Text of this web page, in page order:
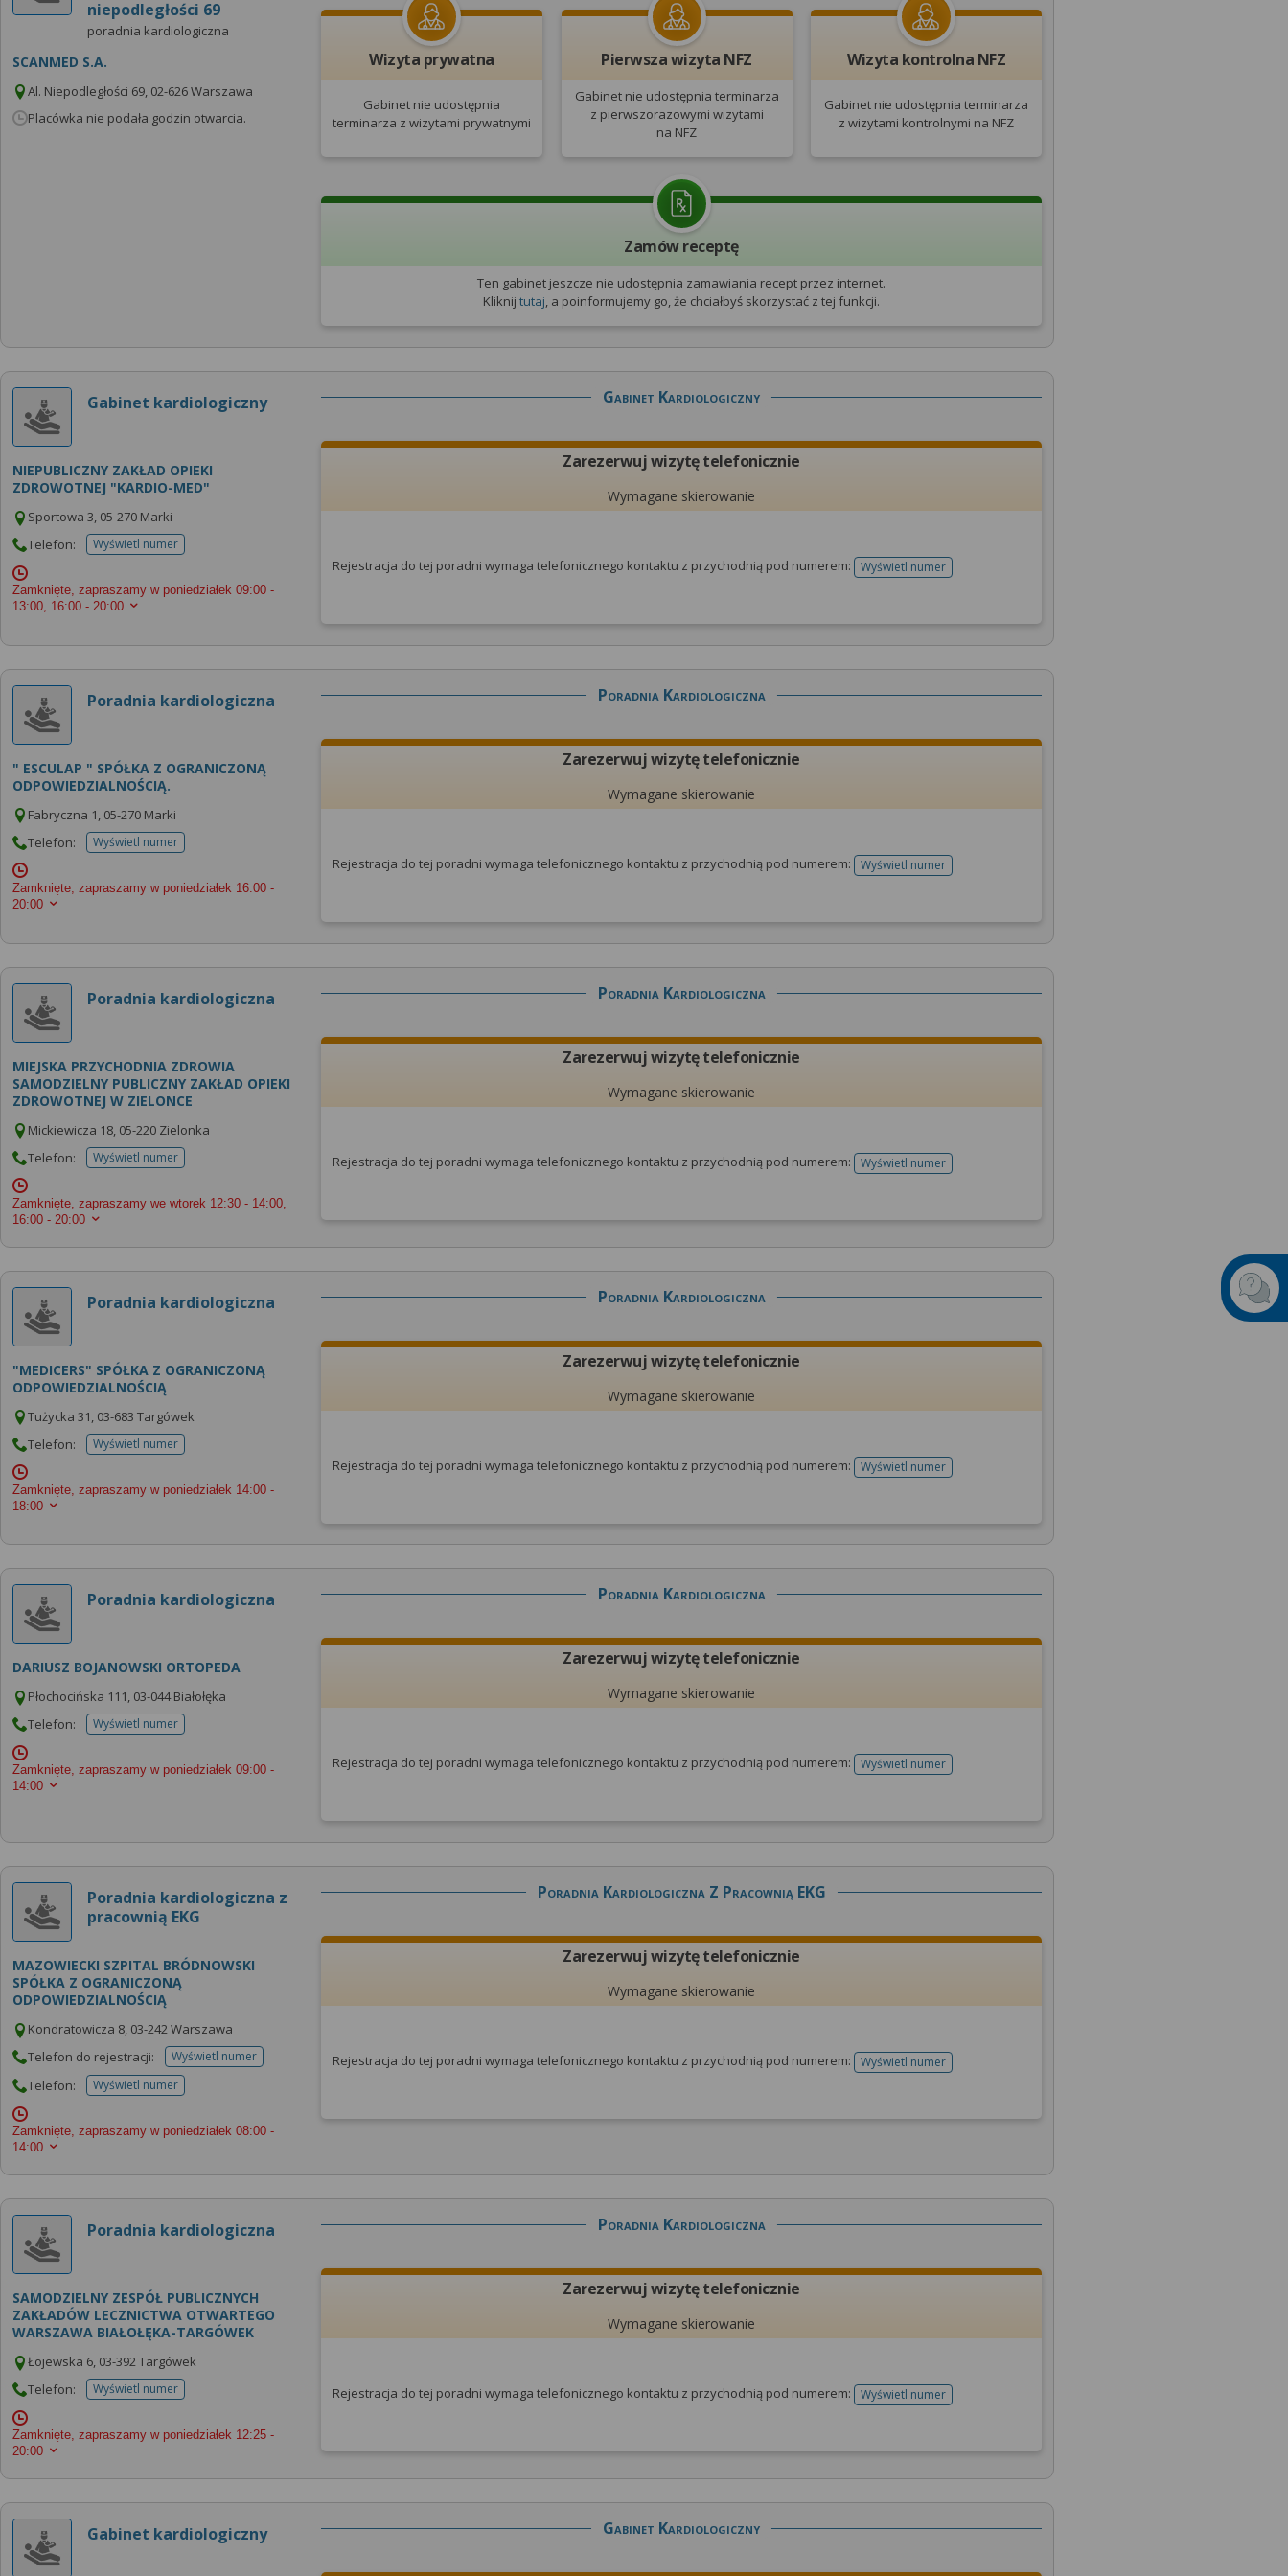
niepodległości 69
poradnia kardiologiczna
SCANMED S.A.
Al. Niepodległości 69, 02-626 Warszawa
Placówka nie podała godzin otwarcia.
Wizyta prywatna
Gabinet nie udostępnia
terminarza z wizytami prywatnymi
Pierwsza wizyta NFZ
Gabinet nie udostępnia terminarza
z pierwszorazowymi wizytami
na NFZ
Wizyta kontrolna NFZ
Gabinet nie udostępnia terminarza
z wizytami kontrolnymi na NFZ
Zamów receptę
Ten gabinet jeszcze nie udostępnia zamawiania recept przez internet.
Kliknijtutaj, a poinformujemy go, że chciałbyś skorzystać z tej funkcji.
Gabinet kardiologiczny
NIEPUBLICZNY ZAKŁAD OPIEKI
ZDROWOTNEJ "KARDIO-MED"
Sportowa 3, 05-270 Marki
Telefon:
Wyświetl numertelefonu do placowki
Zamknięte, zapraszamy w poniedziałek 09:00 -
13:00, 16:00 - 20:00
Gabinet Kardiologiczny
Zarezerwuj wizytę telefonicznie
Wymagane skierowanie
Rejestracja do tej poradni wymaga telefonicznego kontaktu z przychodnią pod numerem: Wyświetl numertelefonu do rejestracji
Poradnia kardiologiczna
" ESCULAP " SPÓŁKA Z OGRANICZONĄ
ODPOWIEDZIALNOŚCIĄ.
Fabryczna 1, 05-270 Marki
Telefon:
Wyświetl numertelefonu do placowki
Zamknięte, zapraszamy w poniedziałek 16:00 -
20:00
Poradnia Kardiologiczna
Zarezerwuj wizytę telefonicznie
Wymagane skierowanie
Rejestracja do tej poradni wymaga telefonicznego kontaktu z przychodnią pod numerem: Wyświetl numertelefonu do rejestracji
Poradnia kardiologiczna
MIEJSKA PRZYCHODNIA ZDROWIA
SAMODZIELNY PUBLICZNY ZAKŁAD OPIEKI
ZDROWOTNEJ W ZIELONCE
Mickiewicza 18, 05-220 Zielonka
Telefon:
Wyświetl numertelefonu do placowki
Zamknięte, zapraszamy we wtorek 12:30 - 14:00,
16:00 - 20:00
Poradnia Kardiologiczna
Zarezerwuj wizytę telefonicznie
Wymagane skierowanie
Rejestracja do tej poradni wymaga telefonicznego kontaktu z przychodnią pod numerem: Wyświetl numertelefonu do rejestracji
Poradnia kardiologiczna
"MEDICERS" SPÓŁKA Z OGRANICZONĄ
ODPOWIEDZIALNOŚCIĄ
Tużycka 31, 03-683 Targówek
Telefon:
Wyświetl numertelefonu do placowki
Zamknięte, zapraszamy w poniedziałek 14:00 -
18:00
Poradnia Kardiologiczna
Zarezerwuj wizytę telefonicznie
Wymagane skierowanie
Rejestracja do tej poradni wymaga telefonicznego kontaktu z przychodnią pod numerem: Wyświetl numertelefonu do rejestracji
Poradnia kardiologiczna
DARIUSZ BOJANOWSKI ORTOPEDA
Płochocińska 111, 03-044 Białołęka
Telefon:
Wyświetl numertelefonu do placowki
Zamknięte, zapraszamy w poniedziałek 09:00 -
14:00
Poradnia Kardiologiczna
Zarezerwuj wizytę telefonicznie
Wymagane skierowanie
Rejestracja do tej poradni wymaga telefonicznego kontaktu z przychodnią pod numerem: Wyświetl numertelefonu do rejestracji
Poradnia kardiologiczna z
pracownią EKG
MAZOWIECKI SZPITAL BRÓDNOWSKI
SPÓŁKA Z OGRANICZONĄ
ODPOWIEDZIALNOŚCIĄ
Kondratowicza 8, 03-242 Warszawa
Telefon do rejestracji:
Wyświetl numertelefonu do rejestracji
Telefon: Wyświetl numertelefonu do placowki
Zamknięte, zapraszamy w poniedziałek 08:00 -
14:00
Poradnia Kardiologiczna Z Pracownią EKG
Zarezerwuj wizytę telefonicznie
Wymagane skierowanie
Rejestracja do tej poradni wymaga telefonicznego kontaktu z przychodnią pod numerem: Wyświetl numertelefonu do rejestracji
Poradnia kardiologiczna
SAMODZIELNY ZESPÓŁ PUBLICZNYCH
ZAKŁADÓW LECZNICTWA OTWARTEGO
WARSZAWA BIAŁOŁĘKA-TARGÓWEK
Łojewska 6, 03-392 Targówek
Telefon:
Wyświetl numertelefonu do placowki
Zamknięte, zapraszamy w poniedziałek 12:25 -
20:00
Poradnia Kardiologiczna
Zarezerwuj wizytę telefonicznie
Wymagane skierowanie
Rejestracja do tej poradni wymaga telefonicznego kontaktu z przychodnią pod numerem: Wyświetl numertelefonu do rejestracji
Gabinet kardiologiczny Gabinet Kardiologiczny